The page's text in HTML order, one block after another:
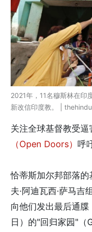
2021年，11名穆斯林在印
新改信印度教。 | thehindu
关注全球基督教受
（Open Doors）呼
恰蒂斯加尔邦部落
夫·阿迪瓦西·萨马吉
向他们发出最后通
日）的"回归家园"（